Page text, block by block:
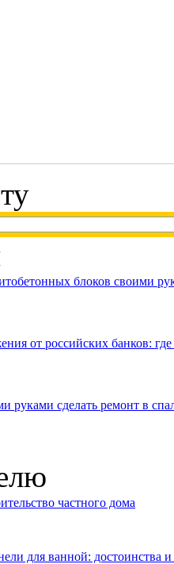
блоков своими
от российских банков:
руками сделать ремонт в
частного дома
для ванной: достоинства